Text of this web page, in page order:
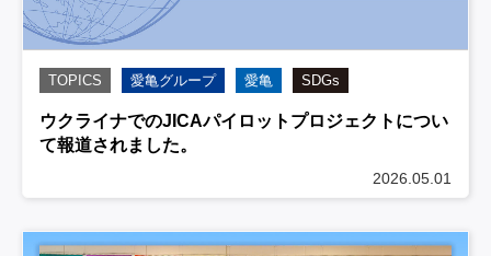
TOPICS 愛亀グループ 愛亀 SDGs
ウクライナでのJICAパイロットプロジェクトについ
て報道されました。
2026.05.01